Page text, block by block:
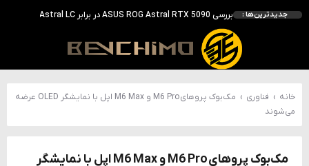
جدیدترین‌ها :
احتمال معرفی GeForce RTX 5070 SUPER با حافظه 18 گیگابایتی؛ ارتقای محسوس نسبت به مدل استاندارد
انویدیا DLSS 5 را با سه مدل هوش مصنوعی معرفی کرد؛ انتقادهای اولیه نتیجه داد
انویدیا پردازنده 88 هسته‌ای Vera را معرفی کرد؛ CPU اختصاصی برای نسل بعدی هوش مصنوعی
بالاخره سنسور Hotspot کارت‌های RTX 50 ظاهر شد؛ HWMonitor 1.65 تنها نماینده نمایش نیست
خانه › فناوری ›
مک‌بوک پروهای M6 Pro و M6 Max اپل با نمایشگر OLED عرضه
می‌شوند
مک‌بوک پروهای M6 Pro و M6 Max اپل با نمایشگر